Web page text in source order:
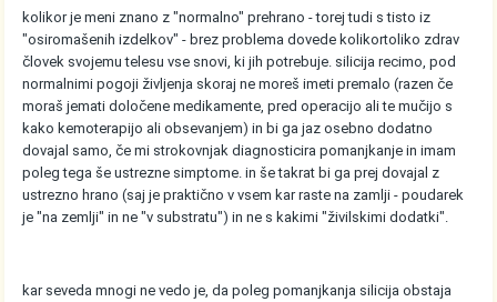
kolikor je meni znano z "normalno" prehrano - torej tudi s tisto iz
"osiromašenih izdelkov" - brez problema dovede kolikortoliko zdrav
človek svojemu telesu vse snovi, ki jih potrebuje. silicija recimo, pod
normalnimi pogoji življenja skoraj ne moreš imeti premalo (razen če
moraš jemati določene medikamente, pred operacijo ali te mučijo s
kako kemoterapijo ali obsevanjem) in bi ga jaz osebno dodatno
dovajal samo, če mi strokovnjak diagnosticira pomanjkanje in imam
poleg tega še ustrezne simptome. in še takrat bi ga prej dovajal z
ustrezno hrano (saj je praktično v vsem kar raste na zamlji - poudarek
je "na zemlji" in ne "v substratu") in ne s kakimi "živilskimi dodatki".
kar seveda mnogi ne vedo je, da poleg pomanjkanja silicija obstaja